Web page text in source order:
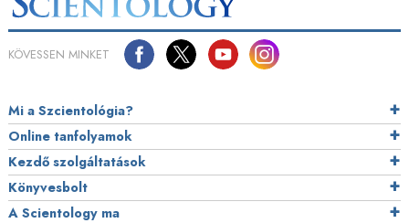
KÖVESSEN MINKET
Mi a Szcientológia?
Online tanfolyamok
Kezdő szolgáltatások
Könyvesbolt
A Scientology ma